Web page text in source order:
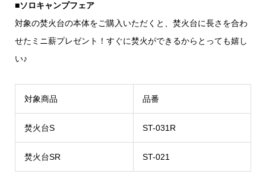
■ソロキャンプフェア
対象の焚火台の本体をご購入いただくと、焚火台に長さを合わ
せたミニ薪プレゼント！すぐに焚火ができるからとっても嬉し
い♪
対象商品 品番
焚火台S ST-031R
焚火台SR ST-021